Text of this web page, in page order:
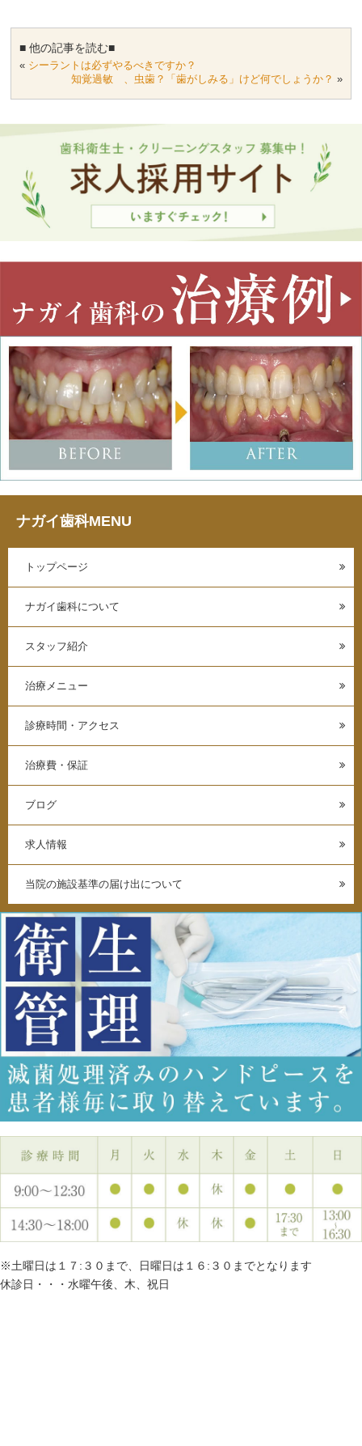
■ 他の記事を読む■
« シーラントは必ずやるべきですか？
知覚過敏 、虫歯？「歯がしみる」けど何でしょうか？ »
ナガイ歯科MENU
トップページ
ナガイ歯科について
スタッフ紹介
治療メニュー
診療時間・アクセス
治療費・保証
ブログ
求人情報
当院の施設基準の届け出について
※土曜日は１７:３０まで、日曜日は１６:３０までとなります
休診日・・・水曜午後、木、祝日